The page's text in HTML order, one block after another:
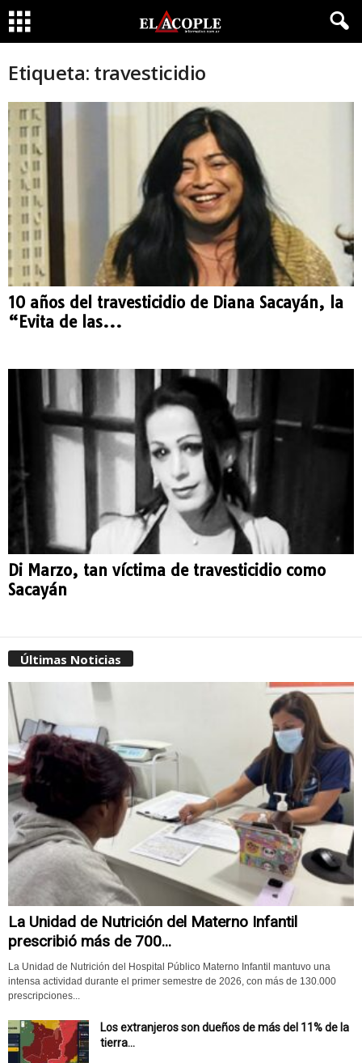
Etiqueta: travesticidio
10 años del travesticidio de Diana Sacayán, la
“Evita de las...
Di Marzo, tan víctima de travesticidio como
Sacayán
Últimas Noticias
La Unidad de Nutrición del Materno Infantil
prescribió más de 700...
La Unidad de Nutrición del Hospital Público Materno Infantil mantuvo una
intensa actividad durante el primer semestre de 2026, con más de 130.000
prescripciones...
Los extranjeros son dueños de más del 11% de la
tierra...